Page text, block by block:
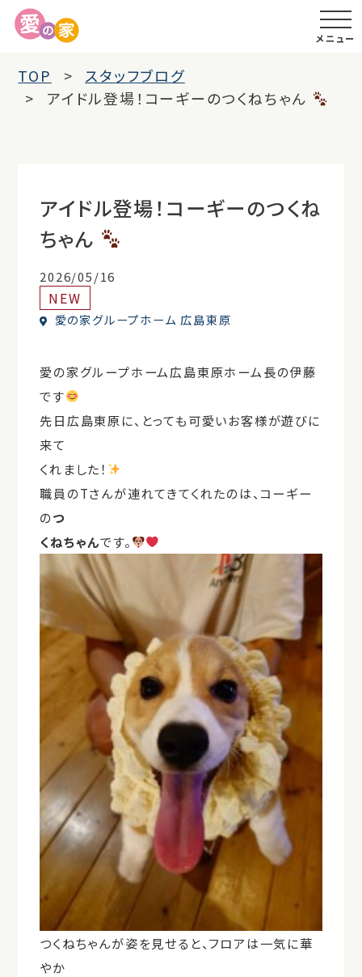
メニュー
TOP
スタッフブログ
アイドル登場！コーギーのつくねちゃん
アイドル登場！コーギーのつくね
ちゃん
2026/05/16
NEW
愛の家グループホーム 広島東原
愛の家グループホーム広島東原ホーム長の伊藤
です
先日広島東原に、とっても可愛いお客様が遊びに
来て
くれました！
職員のTさんが連れてきてくれたのは、コーギー
のつ
くねちゃんです。
つくねちゃんが姿を見せると、フロアは一気に華
やか